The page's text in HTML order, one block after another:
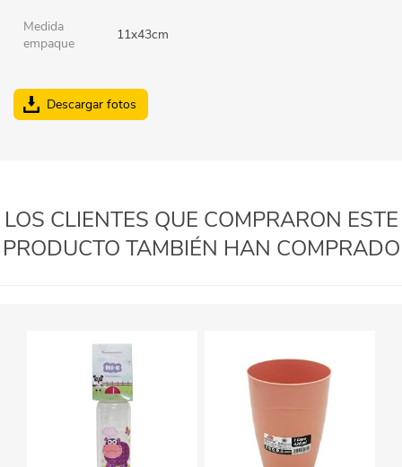
Medida
empaque
11x43cm
Descargar fotos
LOS CLIENTES QUE COMPRARON ESTE
PRODUCTO TAMBIÉN HAN COMPRADO